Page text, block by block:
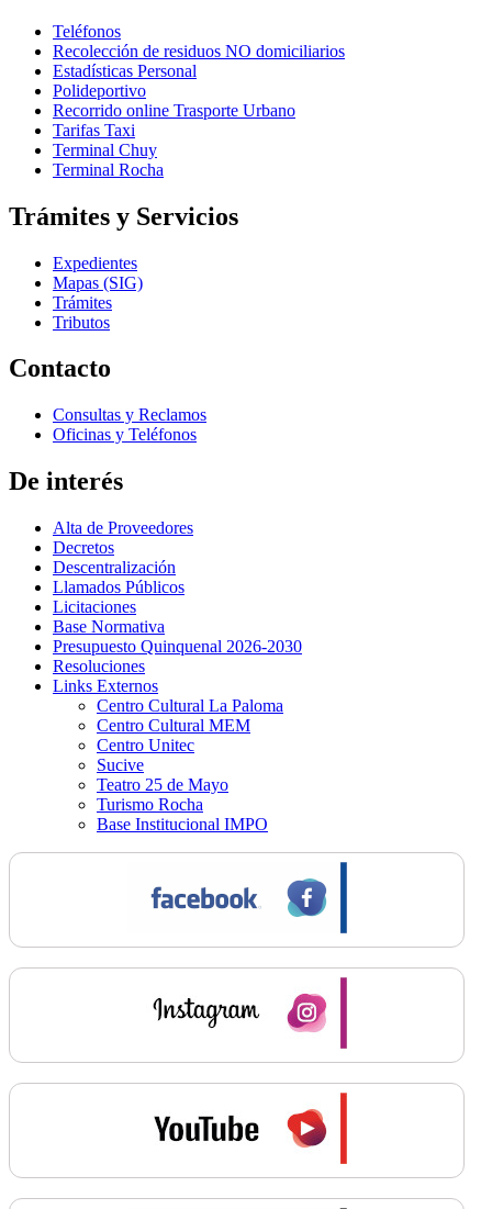
Teléfonos
Recolección de residuos NO domiciliarios
Estadísticas Personal
Polideportivo
Recorrido online Trasporte Urbano
Tarifas Taxi
Terminal Chuy
Terminal Rocha
Trámites y Servicios
Expedientes
Mapas (SIG)
Trámites
Tributos
Contacto
Consultas y Reclamos
Oficinas y Teléfonos
De interés
Alta de Proveedores
Decretos
Descentralización
Llamados Públicos
Licitaciones
Base Normativa
Presupuesto Quinquenal 2026-2030
Resoluciones
Links Externos
Centro Cultural La Paloma
Centro Cultural MEM
Centro Unitec
Sucive
Teatro 25 de Mayo
Turismo Rocha
Base Institucional IMPO